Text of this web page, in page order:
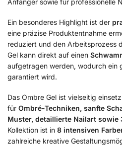
Ein besonderes Highlight ist der
eine präzise Produktentnahme
reduziert und den Arbeitsprozess
Gel kann direkt auf einen
aufgetragen werden, wodurch ein
garantiert wird.
Das Ombre Gel ist vielseitig
für Ombré-Techniken, sanfte
Muster, detaillierte Nailart
Kollektion ist in 8 intensiven
zahlreiche kreative